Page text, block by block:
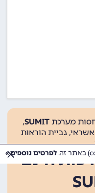
מערכת SUMIT
,
גביית הוראות
חינם
לפרטים נוספים »